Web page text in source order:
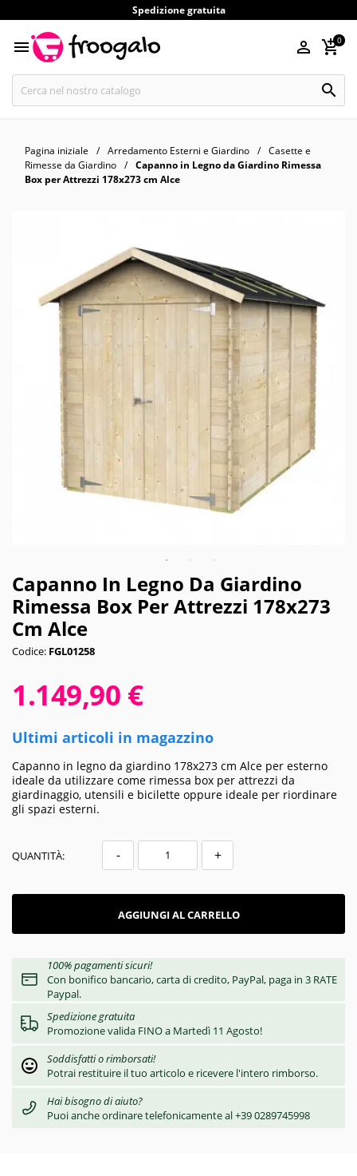
Spedizione gratuita
  0

Pagina iniziale Arredamento Esterni e Giardino
Casette e
Rimesse da Giardino
Capanno in Legno da Giardino Rimessa
Box per Attrezzi 178x273 cm Alce
Capanno In Legno Da Giardino
Rimessa Box Per Attrezzi 178x273
Cm Alce
Codice: FGL01258
1.149,90 €
Ultimi articoli in magazzino
Capanno in legno da giardino 178x273 cm Alce per esterno
ideale da utilizzare come rimessa box per attrezzi da
giardinaggio, utensili e bicilette oppure ideale per riordinare
gli spazi esterni.
QUANTITÀ: - +
AGGIUNGI AL CARRELLO
100% pagamenti sicuri!
Con bonifico bancario, carta di credito, PayPal, paga in 3 RATE
Paypal.
Spedizione gratuita
Promozione valida FINO a Martedì 11 Agosto!
Soddisfatti o rimborsati!
Potrai restituire il tuo articolo e ricevere l'intero rimborso.
Hai bisogno di aiuto?
Puoi anche ordinare telefonicamente al +39 0289745998